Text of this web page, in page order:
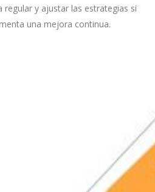
regular y ajustar las estrategias si
una mejora continua.